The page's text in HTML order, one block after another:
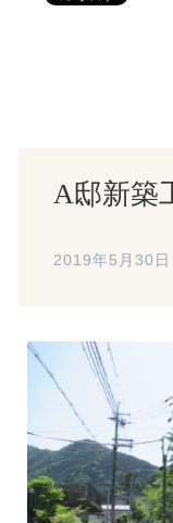
A邸新築
2019年5月30日